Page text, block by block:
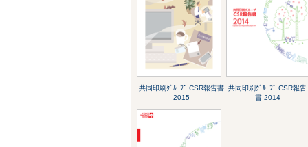
共同印刷ｸﾞﾙｰﾌﾟ CSR報告書
2015
共同印刷ｸﾞﾙｰﾌﾟ CSR報告
書 2014